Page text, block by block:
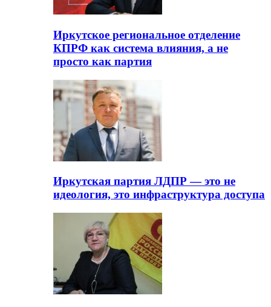
Иркутское региональное отделение
КПРФ как система влияния, а не
просто как партия
Иркутская партия ЛДПР — это не
идеология, это инфраструктура доступа